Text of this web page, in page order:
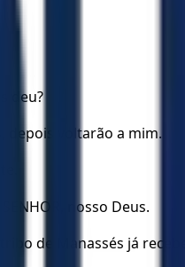
deu?
depois voltarão a mim.
nosso Deus.
de Manassés já